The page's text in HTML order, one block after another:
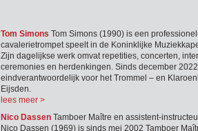
Tom Simons Tom Simons (1990) is een
cavalerietrompet speelt in de Koninklijke
Zijn dagelijkse werk omvat repetities, concerten,
ceremonies en herdenkingen. Sinds december
eindverantwoordelijk voor het Trommel – en
Eijsden.
lees meer >
Nico DassenTamboer Maître en assistent-
Nico Dassen (1969) is sinds mei 2002 Tamboer